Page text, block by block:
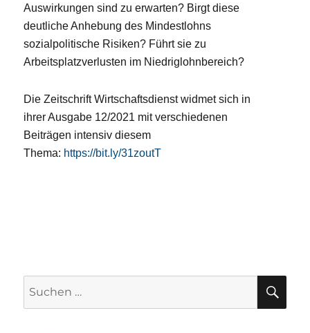
Auswirkungen sind zu erwarten? Birgt diese
deutliche Anhebung des Mindestlohns
sozialpolitische Risiken? Führt sie zu
Arbeitsplatzverlusten im Niedriglohnbereich?
Die Zeitschrift Wirtschaftsdienst widmet sich in
ihrer Ausgabe 12/2021 mit verschiedenen
Beiträgen intensiv diesem
Thema: https://bit.ly/31zoutT